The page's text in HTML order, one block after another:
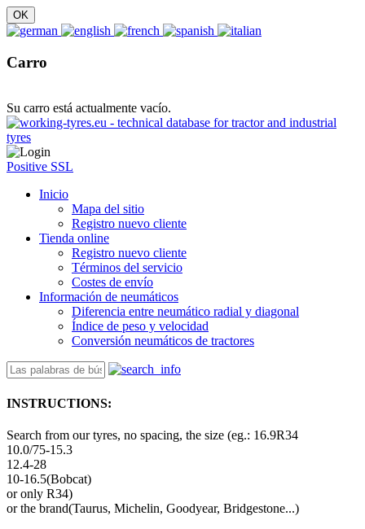
Carro
Su carro está actualmente vacío.
Positive SSL
Inicio
Mapa del sitio
Registro nuevo cliente
Tienda online
Registro nuevo cliente
Términos del servicio
Costes de envío
Información de neumáticos
Diferencia entre neumático radial y diagonal
Índice de peso y velocidad
Conversión neumáticos de tractores
INSTRUCTIONS:
Search from our tyres, no spacing, the size (eg.: 16.9R34
10.0/75-15.3
12.4-28
10-16.5(Bobcat)
or only R34)
or the brand(Taurus, Michelin, Goodyear, Bridgestone...)